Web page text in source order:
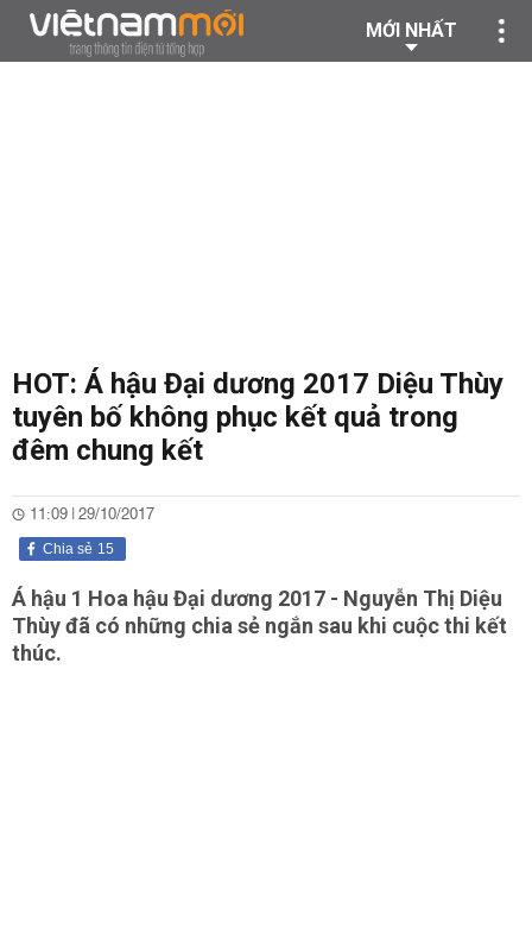
MỚI NHẤT
HOT: Á hậu Đại dương 2017 Diệu Thùy
tuyên bố không phục kết quả trong
đêm chung kết
11:09 | 29/10/2017
15
Chia sẻ
Á hậu 1 Hoa hậu Đại dương 2017 - Nguyễn Thị Diệu
Thùy đã có những chia sẻ ngắn sau khi cuộc thi kết
thúc.